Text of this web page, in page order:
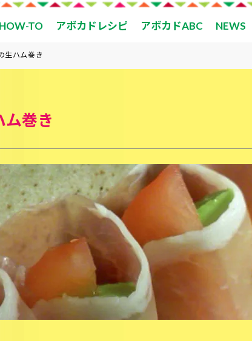
TO アボカドレシピ アボカドABC NEWS
生ハム巻き
ム巻き